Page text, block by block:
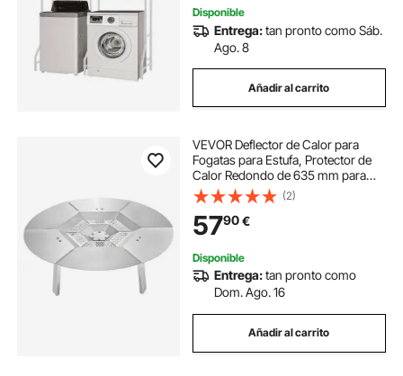
Disponible
Entrega:tan pronto como Sáb.
Ago. 8
Añadir al carrito
VEVOR Deflector de Calor para
Fogatas para Estufa, Protector de
Calor Redondo de 635 mm para
Fogatas de Leña, Acero Inoxidable
304, Cubierta de Quemador
Desmontable, Accesorios de
Camping, Plata
(2)
5790€
Disponible
Entrega:tan pronto como
Dom. Ago. 16
Añadir al carrito